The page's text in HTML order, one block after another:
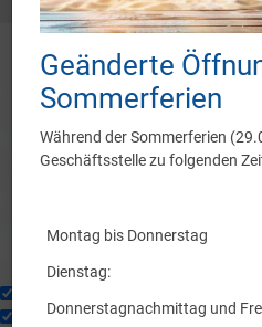
Sportsuche
Wochentag / Zeit
Dienstag
Geänderte
Sommerferien
Während der Sommerferien
Geschäftsstelle zu folgenden
Montag bis Donnerstag
Dienstag:
Donnerstagnachmittag und